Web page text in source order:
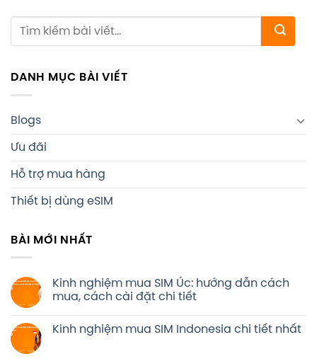
DANH MỤC BÀI VIẾT
Blogs
Ưu đãi
Hỗ trợ mua hàng
Thiết bị dùng eSIM
BÀI MỚI NHẤT
Kinh nghiệm mua SIM Úc: hướng dẫn cách
mua, cách cài đặt chi tiết
Kinh nghiệm mua SIM Indonesia chi tiết nhất